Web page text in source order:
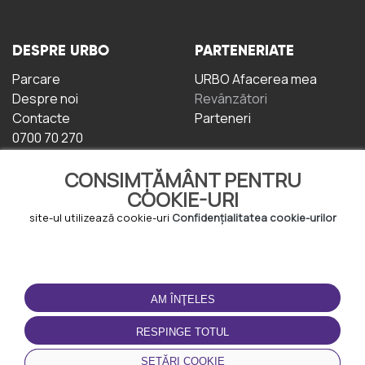
CONSIMȚĂMÂNT PENTRU
COOKIE-URI
site-ul utilizează cookie-uri Confidențialitatea cookie-urilor
AM ÎNŢELES
RESPINGE TOTUL
SETĂRI COOKIE
DESPRE URBO
Parcare
Despre noi
Contacte
0700 70 270
PARTENERIATE
URBO Afacerea mea
Revânzători
Parteneri
TERMENI DE UTILIZARE
Termeni și condiții
Politica de
Confidențialitate
Politica de cookie-uri
DESCĂRCAȚI
APLICAȚIA